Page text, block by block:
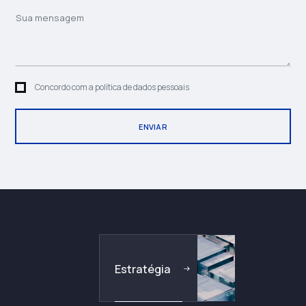
Concordo com a política de dados pessoais
Estratégia